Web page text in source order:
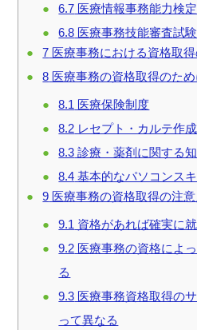
6.7 医療情報事務能力検
6.8 医療事務技能審査試
7 医療事務における資格取
8 医療事務の資格取得のた
8.1 医療保険制度
8.2 レセプト・カルテ作
8.3 診療・薬剤に関する
8.4 基本的なパソコンス
9 医療事務の資格取得の注意
9.1 資格があれば確実に
9.2 医療事務の資格によ
る
9.3 医療事務資格取得の
って異なる